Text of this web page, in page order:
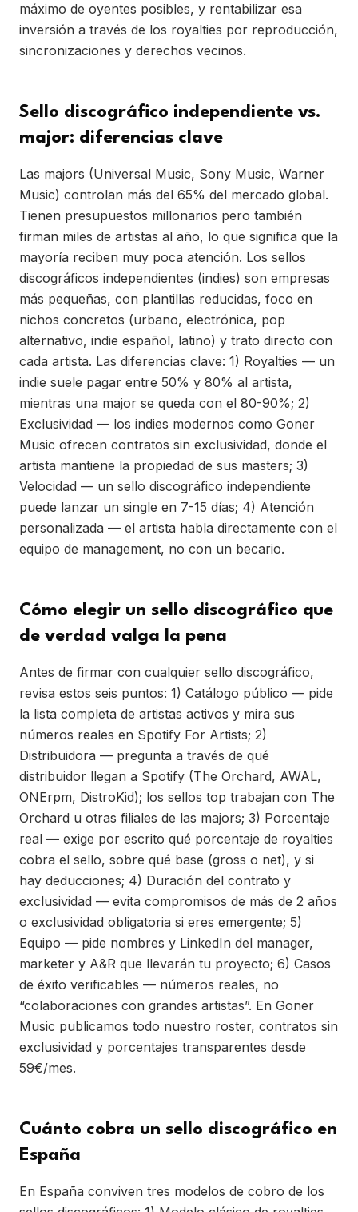
máximo de oyentes posibles, y rentabilizar esa
inversión a través de los royalties por reproducción,
sincronizaciones y derechos vecinos.
Sello discográfico independiente vs.
major: diferencias clave
Las majors (Universal Music, Sony Music, Warner
Music) controlan más del 65% del mercado global.
Tienen presupuestos millonarios pero también
firman miles de artistas al año, lo que significa que la
mayoría reciben muy poca atención. Los sellos
discográficos independientes (indies) son empresas
más pequeñas, con plantillas reducidas, foco en
nichos concretos (urbano, electrónica, pop
alternativo, indie español, latino) y trato directo con
cada artista. Las diferencias clave: 1) Royalties — un
indie suele pagar entre 50% y 80% al artista,
mientras una major se queda con el 80-90%; 2)
Exclusividad — los indies modernos como Goner
Music ofrecen contratos sin exclusividad, donde el
artista mantiene la propiedad de sus masters; 3)
Velocidad — un sello discográfico independiente
puede lanzar un single en 7-15 días; 4) Atención
personalizada — el artista habla directamente con el
equipo de management, no con un becario.
Cómo elegir un sello discográfico que
de verdad valga la pena
Antes de firmar con cualquier sello discográfico,
revisa estos seis puntos: 1) Catálogo público — pide
la lista completa de artistas activos y mira sus
números reales en Spotify For Artists; 2)
Distribuidora — pregunta a través de qué
distribuidor llegan a Spotify (The Orchard, AWAL,
ONErpm, DistroKid); los sellos top trabajan con The
Orchard u otras filiales de las majors; 3) Porcentaje
real — exige por escrito qué porcentaje de royalties
cobra el sello, sobre qué base (gross o net), y si
hay deducciones; 4) Duración del contrato y
exclusividad — evita compromisos de más de 2 años
o exclusividad obligatoria si eres emergente; 5)
Equipo — pide nombres y LinkedIn del manager,
marketer y A&R que llevarán tu proyecto; 6) Casos
de éxito verificables — números reales, no
“colaboraciones con grandes artistas”. En Goner
Music publicamos todo nuestro roster, contratos sin
exclusividad y porcentajes transparentes desde
59€/mes.
Cuánto cobra un sello discográfico en
España
En España conviven tres modelos de cobro de los